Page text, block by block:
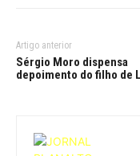
Artigo anterior
Sérgio Moro dispensa
depoimento do filho de